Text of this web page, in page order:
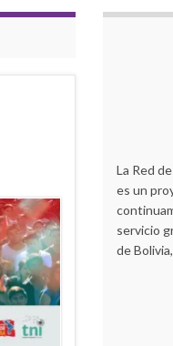
La Red
es un
servicio
de